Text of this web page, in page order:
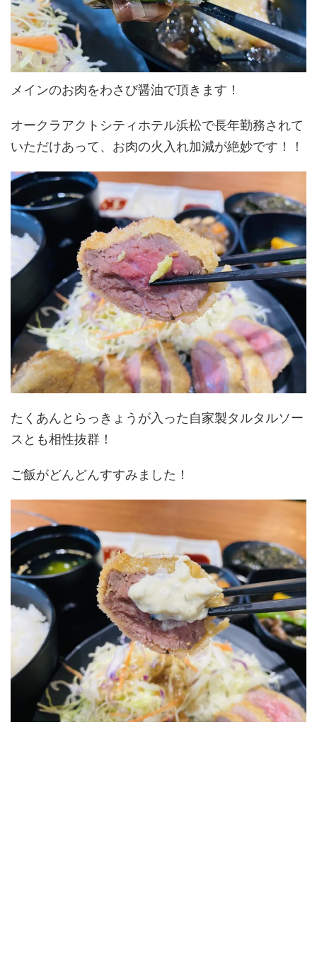
メインのお肉をわさび醤油で頂きます！
オークラアクトシティホテル浜松で長年勤務されて
いただけあって、お肉の火入れ加減が絶妙です！！
たくあんとらっきょうが入った自家製タルタルソー
スとも相性抜群！
ご飯がどんどんすすみました！